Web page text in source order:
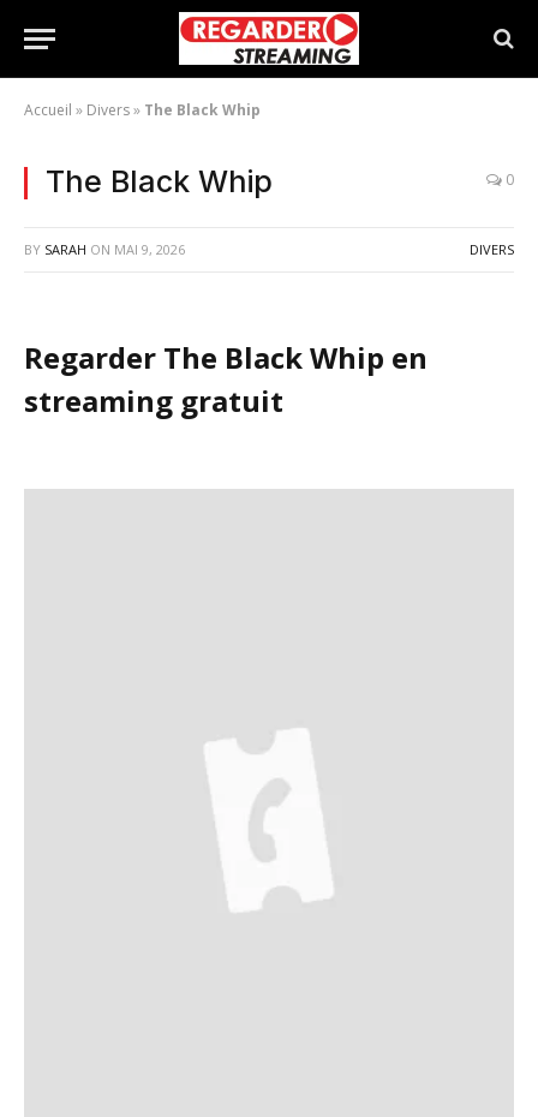
Accueil » Divers» The Black Whip
The Black Whip 0
BY SARAH ON MAI 9, 2026 DIVERS
Regarder The Black Whip en
streaming gratuit